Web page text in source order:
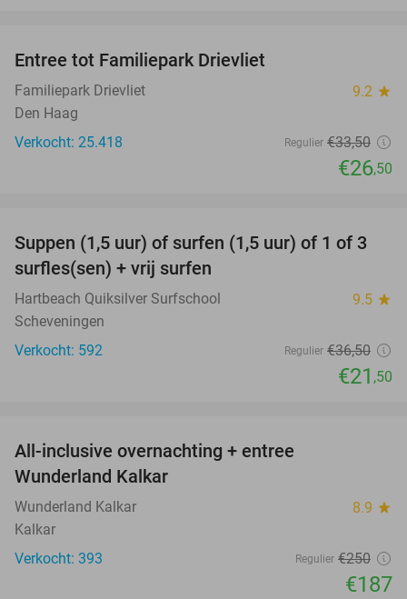
Entree tot Familiepark Drievliet
Familiepark Drievliet 9.2 star
Den Haag
Verkocht: 25.418
Regulier €33,50
€26,50
41%
Suppen (1,5 uur) of surfen (1,5 uur) of 1 of 3
surfles(sen) + vrij surfen
Hartbeach Quiksilver Surfschool 9.5 star
Scheveningen
Verkocht: 592
Regulier €36,50
€21 ,50
All-inclusive overnachting + entree
Wunderland Kalkar
Wunderland Kalkar 8.9 star
Kalkar
Verkocht: 393
Regulier €250
€187